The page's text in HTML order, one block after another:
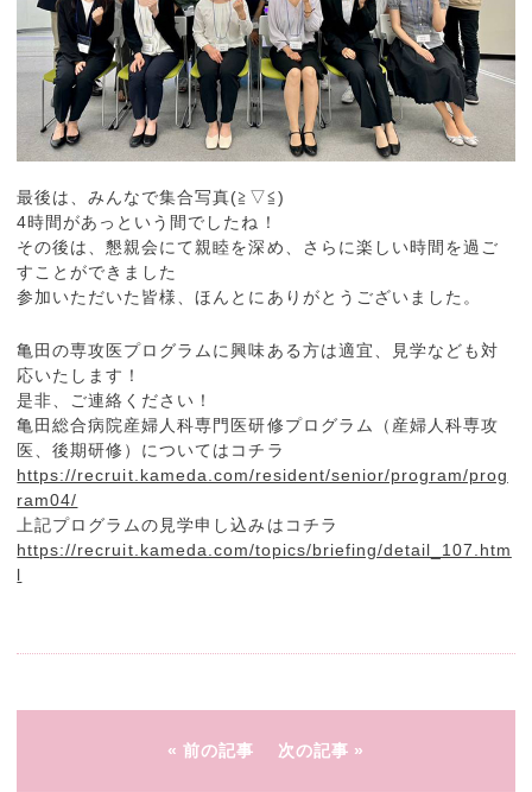
最後は、みんなで集合写真(≧▽≦)
4時間があっという間でしたね！
その後は、懇親会にて親睦を深め、さらに楽しい時間を過ご
すことができました
参加いただいた皆様、ほんとにありがとうございました。
亀田の専攻医プログラムに興味ある方は適宜、見学なども対
応いたします！
是非、ご連絡ください！
亀田総合病院産婦人科専門医研修プログラム（産婦人科専攻
医、後期研修）についてはコチラ
https://recruit.kameda.com/resident/senior/program/prog
ram04/
上記プログラムの見学申し込みはコチラ
https://recruit.kameda.com/topics/briefing/detail_107.htm
l
前の記事 次の記事